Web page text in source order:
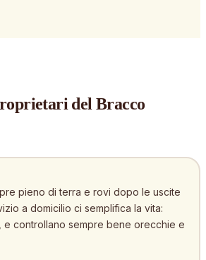
del Bracco
pieno di terra e rovi dopo le uscite
a domicilio ci semplifica la vita:
e controllano sempre bene orecchie e